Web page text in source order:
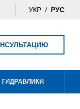
УКР РУС